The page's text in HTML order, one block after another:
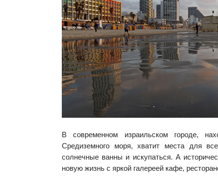
В современном израильском городе,
Средиземного моря, хватит места для
солнечные ванны и искупаться. А
новую жизнь с яркой галереей кафе,